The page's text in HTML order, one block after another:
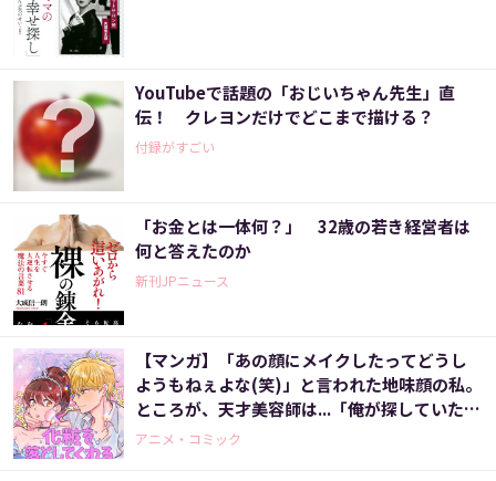
YouTubeで話題の「おじいちゃん先生」直
伝！ クレヨンだけでどこまで描ける？
付録がすごい
「お金とは一体何？」 32歳の若き経営者は
何と答えたのか
新刊JPニュース
【マンガ】「あの顔にメイクしたってどうし
ようもねぇよな(笑)」と言われた地味顔の私。
ところが、天才美容師は...「俺が探していたの
はこの顔だ！」いったいなぜ？〈化粧を落と
アニメ・コミック